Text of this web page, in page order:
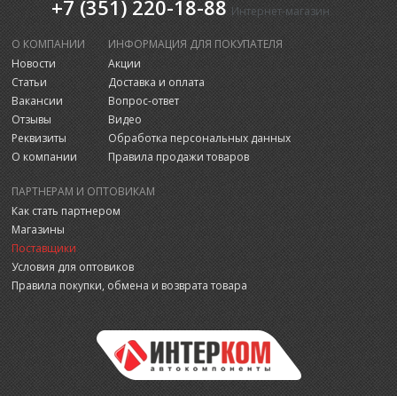
+7 (351) 220-18-88 Интернет-магазин
О КОМПАНИИ
Новости
Статьи
Вакансии
Отзывы
Реквизиты
О компании
ИНФОРМАЦИЯ ДЛЯ ПОКУПАТЕЛЯ
Акции
Доставка и оплата
Вопрос-ответ
Видео
Обработка персональных данных
Правила продажи товаров
ПАРТНЕРАМ И ОПТОВИКАМ
Как стать партнером
Магазины
Поставщики
Условия для оптовиков
Правила покупки, обмена и возврата товара